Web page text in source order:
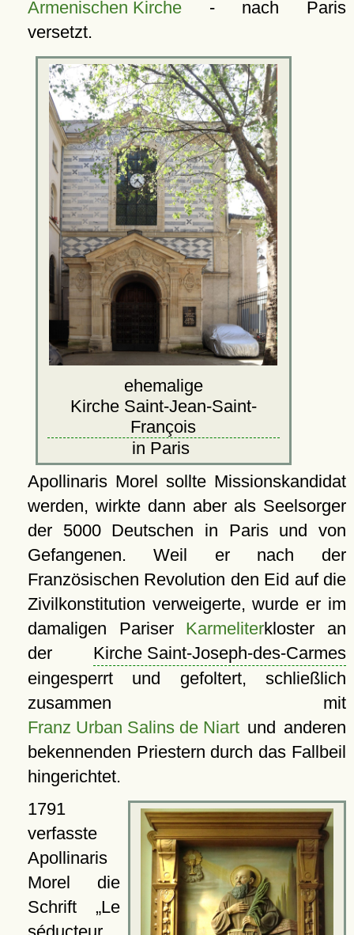
Armenischen Kirche- nach Paris
versetzt.
ehemalige
Kirche Saint-Jean-Saint-
François
in Paris
Apollinaris Morel sollte Missionskandidat
werden, wirkte dann aber als Seelsorger
der 5000 Deutschen in Paris und von
Gefangenen. Weil er nach der
Französischen Revolution den Eid auf die
Zivilkonstitution verweigerte, wurde er im
damaligen Pariser Karmeliterkloster an
der Kirche Saint-Joseph-des-Carmes
eingesperrt und gefoltert, schließlich
zusammen mit
Franz Urban Salins de Niartund anderen
bekennenden Priestern durch das Fallbeil
hingerichtet.
1791
verfasste
Apollinaris
Morel die
Schrift
Le